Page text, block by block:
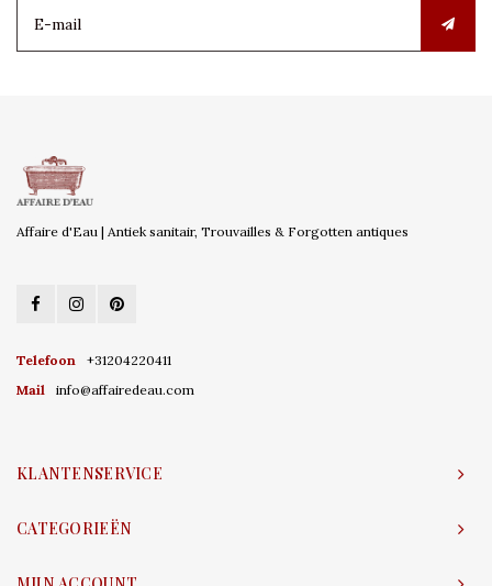
Affaire d'Eau | Antiek sanitair, Trouvailles & Forgotten antiques
Telefoon
+31204220411
Mail
info@affairedeau.com
KLANTENSERVICE
CATEGORIEËN